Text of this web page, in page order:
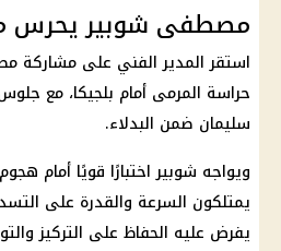
مصطفى شوبير يحرس
استقر المدير الفني على
حراسة المرمى أمام بلجيكا، مع
سليمان ضمن البدلاء.
ويواجه شوبير اختبارًا قويًا أمام
يمتلكون السرعة والقدرة على
يفرض عليه الحفاظ على التركيز